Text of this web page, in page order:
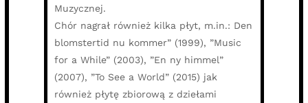
Muzycznej.
Chór nagrał również kilka płyt, m.in.: Den
blomstertid nu kommer” (1999), ”Music
for a While” (2003), ”En ny himmel”
(2007), ”To See a World” (2015) jak
również płytę zbiorową z dziełami